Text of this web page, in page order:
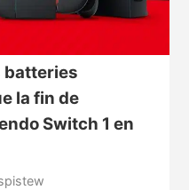
batteries
la fin de
Switch 1 en